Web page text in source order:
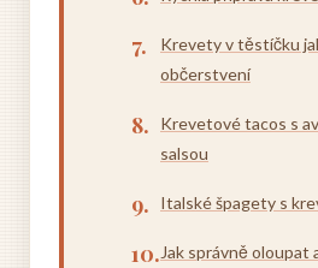
Krevety v těstíčku
občerstvení
Krevetové tacos s
salsou
Italské špagety s
Jak správně